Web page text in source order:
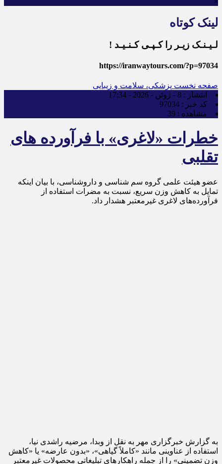
لینک کوتاه
لـیـنـک زیـر را کـپـی کـنـیـد !
https://iranwaytours.com/?p=97034
صفحه نخست پزشکی، سلامت و زیبایی
انتشار : 8 - ژوئن - 2026 - 17:34
کد خبر : 97034
مشاهده : 39
خطرات «لاغری» با فرآورده های
تقلبی
عضو هیئت علمی گروه سم شناسی و داروشناسی، با بیان اینکه
تمایل به کاهش وزن سریع، نسبت به مضرات استفاده از
فرآورده‌های لاغری غیرمعتبر هشدار داد.
به گزارش خبرگزاری مهر به نقل از وبدا، مرضیه راشدی نیا،
استفاده از عناوینی مانند «کاملاً گیاهی»، «بدون عارضه» یا «کاهش
وزن تضمینی» را از جمله راهکارهای تبلیغاتی محصولات غیرمعتبر